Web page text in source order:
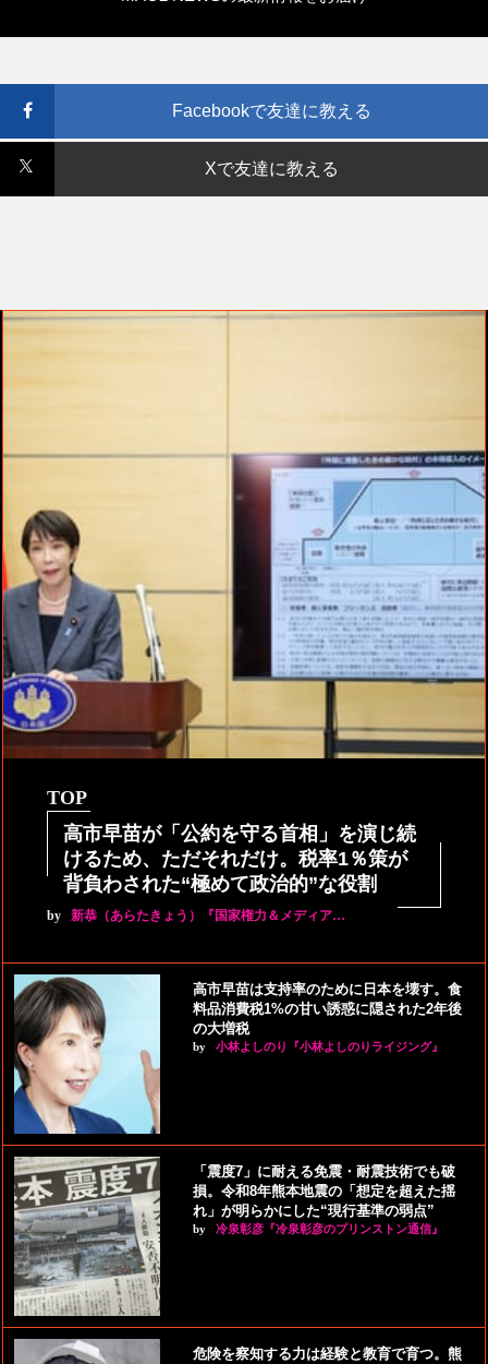
Facebookで友達に教える
Xで友達に教える
TOP
高市早苗が「公約を守る首相」を演じ続
けるため、ただそれだけ。税率1％策が
背負わされた“極めて政治的”な役割
by 新恭（あらたきょう）『国家権力＆メディア…
高市早苗は支持率のために日本を壊す。食
料品消費税1%の甘い誘惑に隠された2年後
の大増税
by 小林よしのり『小林よしのりライジング』
「震度7」に耐える免震・耐震技術でも破
損。令和8年熊本地震の「想定を超えた揺
れ」が明らかにした“現行基準の弱点”
by 冷泉彰彦『冷泉彰彦のプリンストン通信』
危険を察知する力は経験と教育で育つ。熊